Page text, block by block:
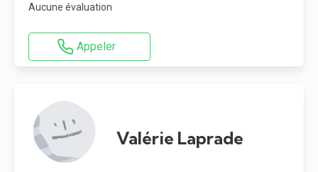
Aucune évaluation
Appeler
Valérie Laprade